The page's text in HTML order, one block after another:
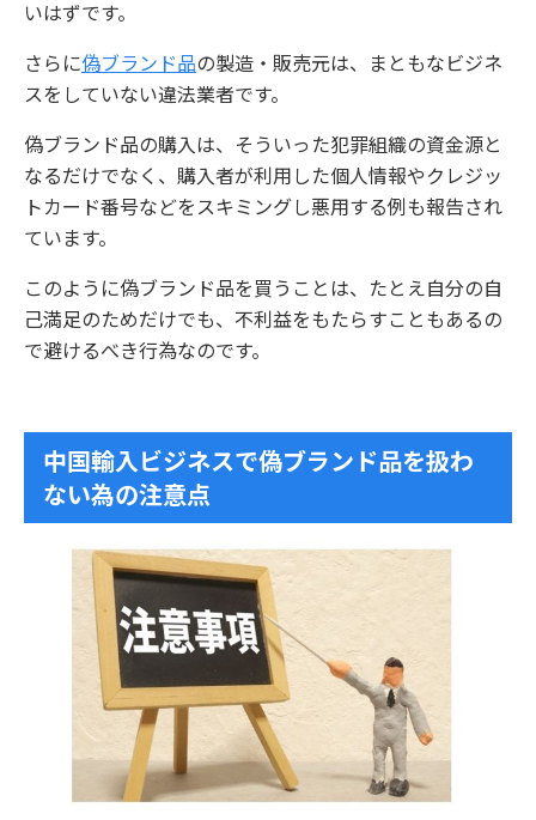
いはずです。
さらに偽ブランド品の製造・販売元は、まともなビジネ
スをしていない違法業者です。
偽ブランド品の購入は、そういった犯罪組織の資金源と
なるだけでなく、購入者が利用した個人情報やクレジッ
トカード番号などをスキミングし悪用する例も報告され
ています。
このように偽ブランド品を買うことは、たとえ自分の自
己満足のためだけでも、不利益をもたらすこともあるの
で避けるべき行為なのです。
中国輸入ビジネスで偽ブランド品を扱わ
ない為の注意点